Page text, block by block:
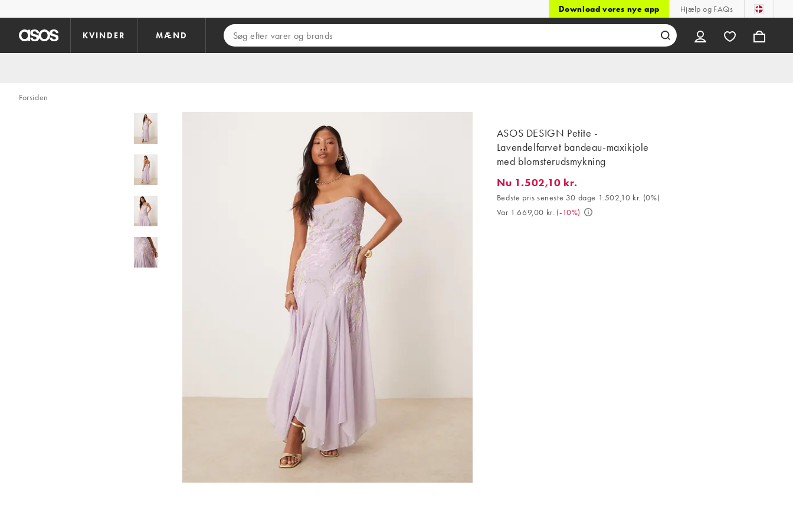
Download vores nye app Hjælp og FAQs
KVINDER MÆND
Forsiden
ASOS DESIGN Petite -
Lavendelfarvet bandeau-maxikjole
med blomsterudsmykning
Nu 1.502,10 kr.. Bedste pris seneste 30 dage 1.502,10 kr. (0%). Var
Nu 1.502,10 kr.
Bedste pris seneste 30 dage 1.502,10 kr. (0%)
Var 1.669,00 kr. (-10%)